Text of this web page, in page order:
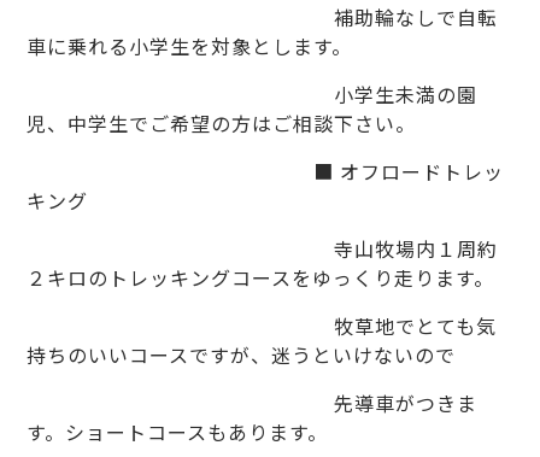
補助輪なしで自転
車に乗れる小学生を対象とします。
小学生未満の園
児、中学生でご希望の方はご相談下さい。
■ オフロードトレッ
キング
寺山牧場内１周約
２キロのトレッキングコースをゆっくり走ります。
牧草地でとても気
持ちのいいコースですが、迷うといけないので
先導車がつきま
す。ショートコースもあります。